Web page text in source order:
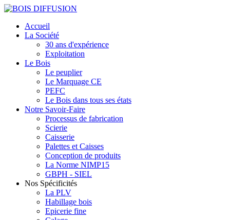
Accueil
La Société
30 ans d'expérience
Exploitation
Le Bois
Le peuplier
Le Marquage CE
PEFC
Le Bois dans tous ses états
Notre Savoir-Faire
Processus de fabrication
Scierie
Caisserie
Palettes et Caisses
Conception de produits
La Norme NIMP15
GBPH - SIEL
Nos Spécificités
La PLV
Habillage bois
Epicerie fine